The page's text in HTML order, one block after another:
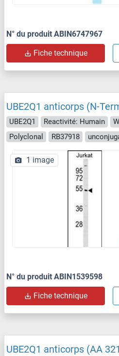
N° du produit ABIN6747967
Fiche technique
UBE2Q1 anticorps (N-
UBE2Q1 Reactivité: Humain
Polyclonal
RB37918
1 image
N° du produit ABIN1539598
Fiche technique
UBE2Q1 anticorps (AA